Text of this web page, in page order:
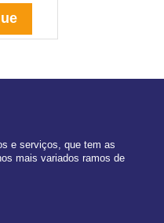
e serviços, que tem as
mais variados ramos de